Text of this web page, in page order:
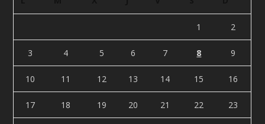
1 2
3 4 5 6 7 8 9
10 11 12 13 14 15 16
17 18 19 20 21 22 23